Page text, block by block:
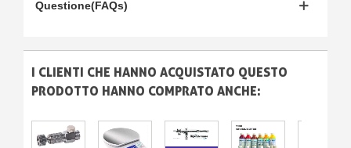
Questione(FAQs)
I CLIENTI CHE HANNO ACQUISTATO QUESTO
PRODOTTO HANNO COMPRATO ANCHE: